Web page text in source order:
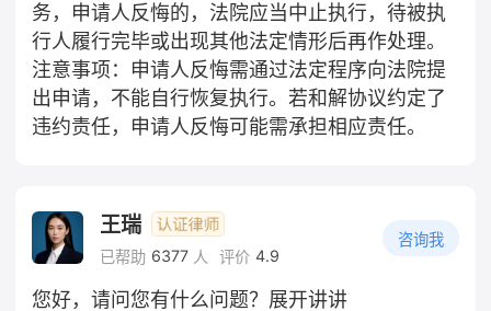
务，申请人反悔的，法院应当中止执行，待被执
行人履行完毕或出现其他法定情形后再作处理。
注意事项：申请人反悔需通过法定程序向法院提
出申请，不能自行恢复执行。若和解协议约定了
违约责任，申请人反悔可能需承担相应责任。
王瑞
已帮助 6377 人 评价 4.9
咨询我
您好，请问您有什么问题？展开讲讲